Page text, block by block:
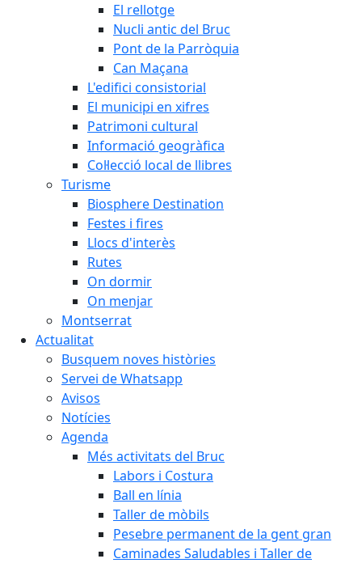
El rellotge
Nucli antic del Bruc
Pont de la Parròquia
Can Maçana
L'edifici consistorial
El municipi en xifres
Patrimoni cultural
Informació geogràfica
Col·lecció local de llibres
Turisme
Biosphere Destination
Festes i fires
Llocs d'interès
Rutes
On dormir
On menjar
Montserrat
Actualitat
Busquem noves històries
Servei de Whatsapp
Avisos
Notícies
Agenda
Més activitats del Bruc
Labors i Costura
Ball en línia
Taller de mòbils
Pesebre permanent de la gent gran
Caminades Saludables i Taller de